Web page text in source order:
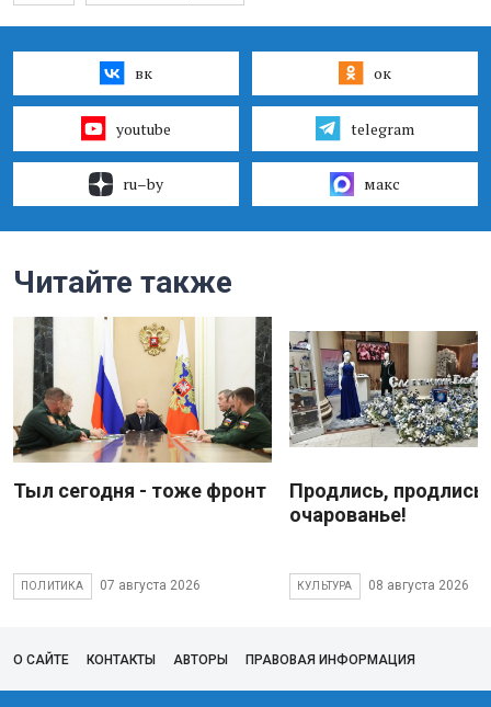
вк ок
youtube telegram
ru–by макс
Читайте также
Тыл сегодня - тоже фронт
ПОЛИТИКА 07 августа 2026
Продлись, продлись
очарованье!
КУЛЬТУРА 08 августа 2026
О САЙТЕ КОНТАКТЫ АВТОРЫ ПРАВОВАЯ ИНФОРМАЦИЯ